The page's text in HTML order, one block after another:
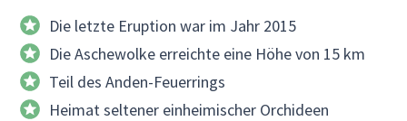
Die letzte Eruption war im Jahr 2015
Die Aschewolke erreichte eine Höhe von 15 km
Teil des Anden-Feuerrings
Heimat seltener einheimischer Orchideen